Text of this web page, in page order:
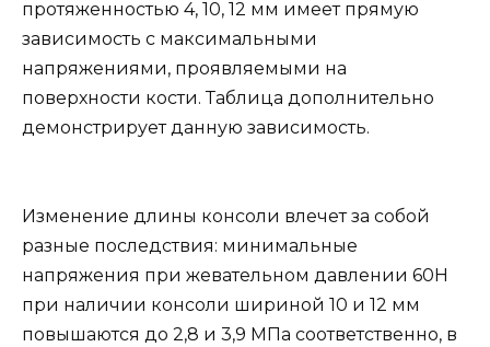
протяженностью 4, 10, 12 мм имеет прямую
зависимость с максимальными
напряжениями, проявляемыми на
поверхности кости. Таблица дополнительно
демонстрирует данную зависимость.
Изменение длины консоли влечет за собой
разные последствия: минимальные
напряжения при жевательном давлении 60Н
при наличии консоли шириной 10 и 12 мм
повышаются до 2,8 и 3,9 МПа соответственно, в